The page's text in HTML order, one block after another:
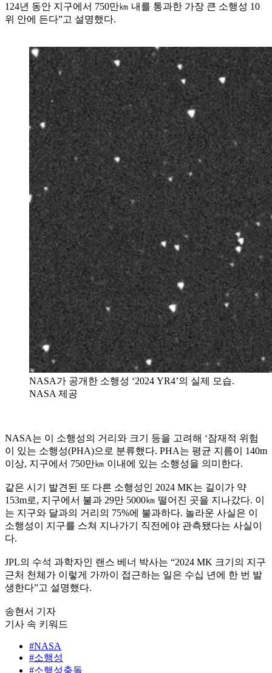
124년 동안 지구에서 750만㎞ 내를 통과한 가장 큰 소행성 10
위 안에 든다”고 설명했다.
NASA가 공개한 소행성 ‘2024 YR4’의 실제 모습.
NASA 제공
NASA는 이 소행성의 거리와 크기 등을 고려해 ‘잠재적 위험
이 있는 소행성(PHA)으로 분류했다. PHA는 평균 지름이 140m
이상, 지구에서 750만㎞ 이내에 있는 소행성을 의미한다.
같은 시기 발견된 또 다른 소행성인 2024 MK는 길이가 약
153m로, 지구에서 불과 29만 5000㎞ 떨어진 곳을 지나갔다. 이
는 지구와 달과의 거리의 75%에 불과하다. 놀라운 사실은 이
소행성이 지구를 스쳐 지나가기 직전에야 관측됐다는 사실이
다.
JPL의 수석 과학자인 랜스 베너 박사는 “2024 MK 크기의 지구
근처 천체가 이렇게 가까이 접근하는 일은 수십 년에 한 번 발
생한다”고 설명했다.
송현서 기자
기사 속 키워드
#NASA
#소행성
#소행성충돌